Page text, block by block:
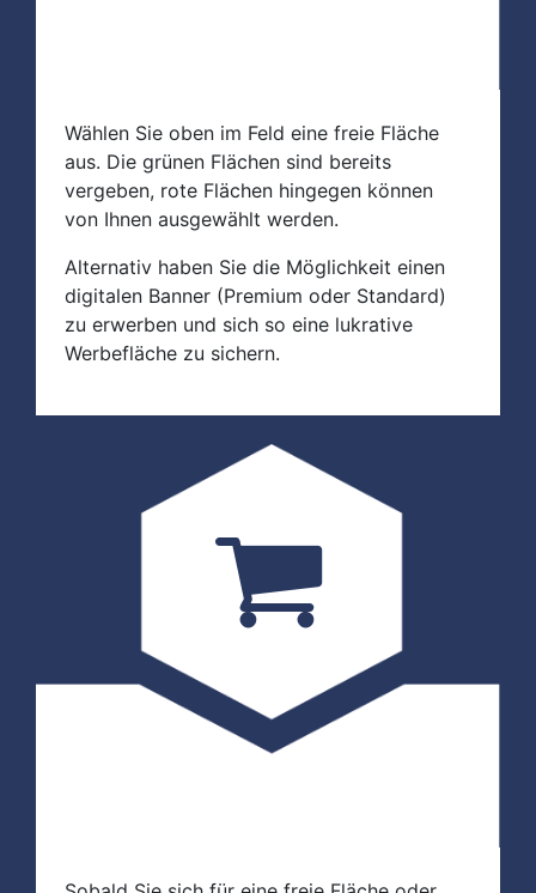
Wählen Sie oben im Feld eine freie Fläche
aus. Die grünen Flächen sind bereits
vergeben, rote Flächen hingegen können
von Ihnen ausgewählt werden.
Alternativ haben Sie die Möglichkeit einen
digitalen Banner (Premium oder Standard)
zu erwerben und sich so eine lukrative
Werbefläche zu sichern.